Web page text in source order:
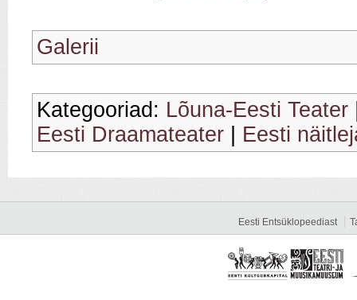
Galerii
Kategooriad: Lõuna-Eesti Teater
Eesti Draamateater
Eesti
Eesti Entsüklopeediast